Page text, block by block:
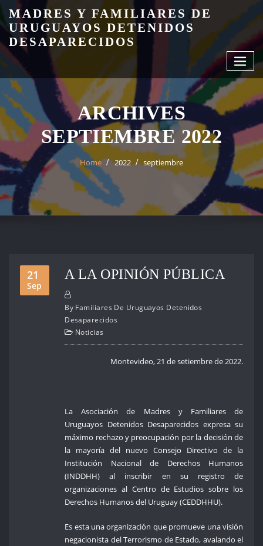
Skip
to
content
MADRES Y FAMILIARES DE
URUGUAYOS DETENIDOS
DESAPARECIDOS
ARCHIVES
SEPTIEMBRE 2022
Home 2022 septiembre
21
Sep
A LA OPINIÓN PÚBLICA
By Familiares De Uruguayos Detenidos
Desaparecidos
Noticias
Montevideo, 21 de setiembre de 2022.
La Asociación de Madres y Familiares de
Uruguayos Detenidos Desaparecidos expresa su
máximo rechazo y preocupación por la decisión de
la mayoría del nuevo Consejo Directivo de la
Institución Nacional de Derechos Humanos
(INDDHH) al inscribir en su registro de
organizaciones al Centro de Estudios sobre los
Derechos Humanos del Uruguay (CEDDHHU).
Es esta una organización que promueve una visión
negacionista del Terrorismo de Estado, avalando el